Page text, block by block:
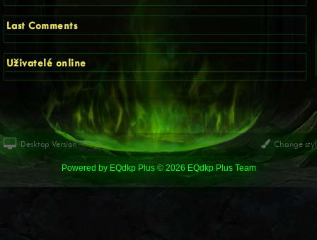
Last Comments
Uživatelé online
Desktop Version Change
Powered by EQdkp Plus© 2026 EQdkp Plus Team